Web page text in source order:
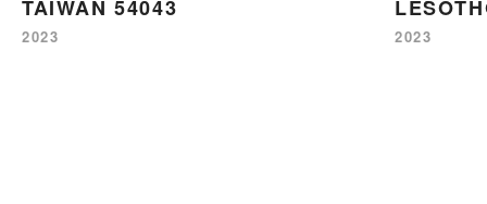
TAIWAN 54043
2023 2023